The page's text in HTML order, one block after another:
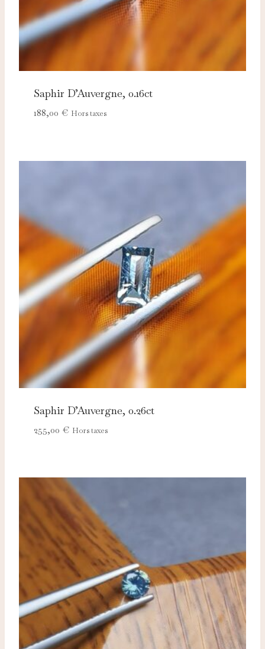
Saphir D’Auvergne, 0.16ct
188,00 € Hors taxes
Saphir D’Auvergne, 0.26ct
255,00 € Hors taxes
du site et ne peuvent pas être désactivés.
Marketing
Ces cookies servent à vous proposer des publicités
adaptées à vos centres d'intérêt.